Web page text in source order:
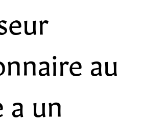
au
a un